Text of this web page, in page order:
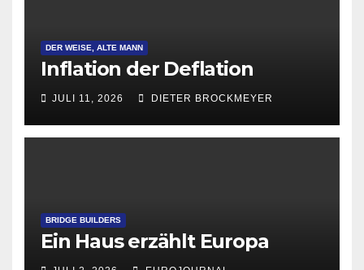
DER WEISE, ALTE MANN
Inflation der Deflation
JULI 11, 2026 DIETER BROCKMEYER
BRIDGE BUILDERS
Ein Haus erzählt Europa